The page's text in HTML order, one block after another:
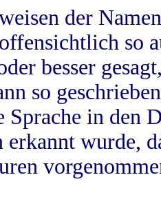
der
so
besser
so
Sprache in
erkannt wurde,